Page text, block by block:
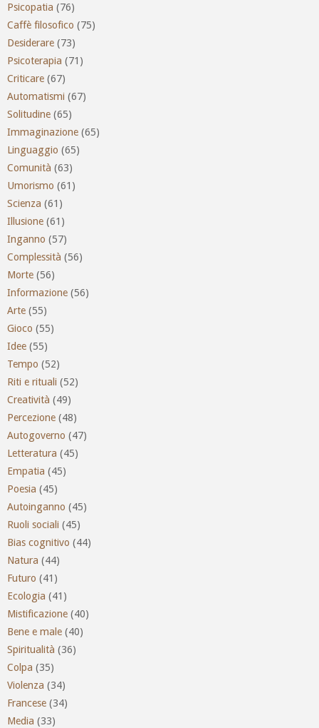
Psicopatia (76)
Caffè filosofico (75)
Desiderare (73)
Psicoterapia (71)
Criticare (67)
Automatismi (67)
Solitudine (65)
Immaginazione (65)
Linguaggio (65)
Comunità (63)
Umorismo (61)
Scienza (61)
Illusione (61)
Inganno (57)
Complessità (56)
Morte (56)
Informazione (56)
Arte (55)
Gioco (55)
Idee (55)
Tempo (52)
Riti e rituali (52)
Creatività (49)
Percezione (48)
Autogoverno (47)
Letteratura (45)
Empatia (45)
Poesia (45)
Autoinganno (45)
Ruoli sociali (45)
Bias cognitivo (44)
Natura (44)
Futuro (41)
Ecologia (41)
Mistificazione (40)
Bene e male (40)
Spiritualità (36)
Colpa (35)
Violenza (34)
Francese (34)
Media (33)